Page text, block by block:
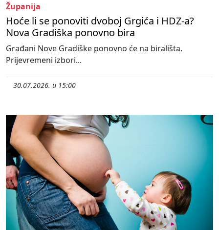
Županija
Hoće li se ponoviti dvoboj Grgića i HDZ-a?
Nova Gradiška ponovno bira
Građani Nove Gradiške ponovno će na birališta.
Prijevremeni izbori...
30.07.2026. u 15:00